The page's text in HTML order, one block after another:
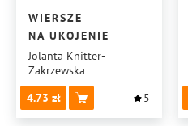
WIERSZE
NA UKOJENIE
Jolanta Knitter-
Zakrzewska
4.73
5